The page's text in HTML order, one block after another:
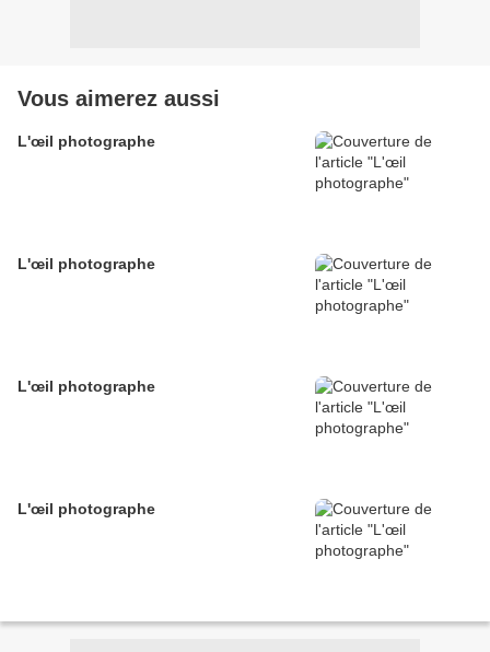
Vous aimerez aussi
L'œil photographe
L'œil photographe
L'œil photographe
L'œil photographe